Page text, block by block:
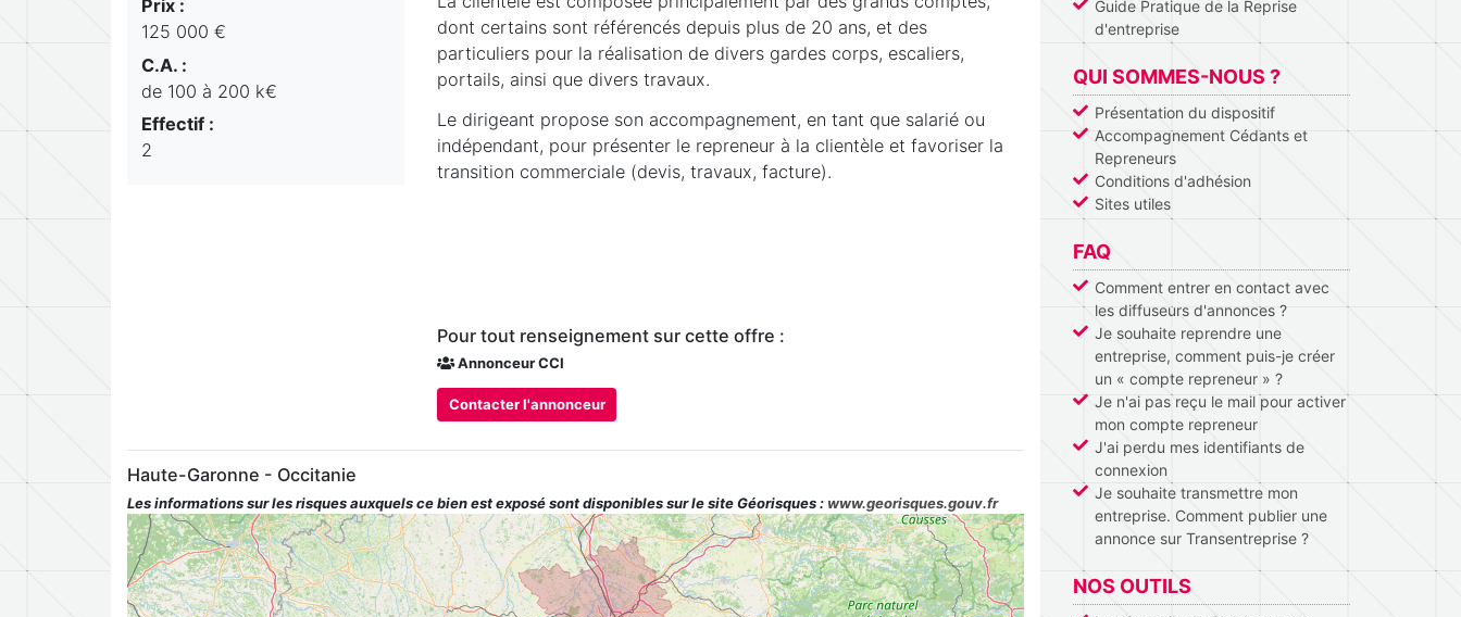
Prix :
125 000 €
C.A. :
de 100 à 200 k€
Effectif :
2
dont certains sont référencés depuis plus de 20 ans, et des
particuliers pour la réalisation de divers gardes corps, escaliers,
portails, ainsi que divers travaux.
Le dirigeant propose son accompagnement, en tant que salarié ou
indépendant, pour présenter le repreneur à la clientèle et favoriser la
transition commerciale (devis, travaux, facture).
Pour tout renseignement sur cette offre :
Annonceur CCI
Contacter l'annonceur
Haute-Garonne - Occitanie
Les informations sur les risques auxquels ce bien est exposé sont disponibles sur le site Géorisques : www.georisques.gouv.fr
Guide Pratique de la Reprise
d'entreprise
QUI SOMMES-NOUS ?
Présentation du dispositif
Accompagnement Cédants et
Repreneurs
Conditions d'adhésion
Sites utiles
FAQ
Comment entrer en contact avec
les diffuseurs d'annonces ?
Je souhaite reprendre une
entreprise, comment puis-je créer
un « compte repreneur » ?
Je n'ai pas reçu le mail pour activer
mon compte repreneur
J'ai perdu mes identifiants de
connexion
Je souhaite transmettre mon
entreprise. Comment publier une
annonce sur Transentreprise ?
NOS OUTILS